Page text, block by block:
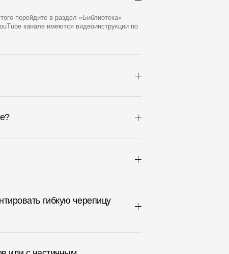
перейдите в раздел «Библиотека»
канале имеются видеоинструкции по
гибкую черепицу